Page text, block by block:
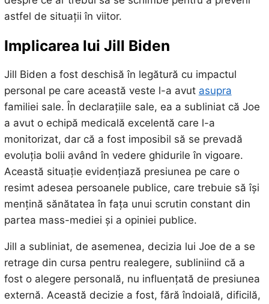
astfel de situații în viitor.
Implicarea lui Jill Biden
Jill Biden a fost deschisă în legătură cu impactul
personal pe care această veste l-a avut asupra
familiei sale. În declarațiile sale, ea a subliniat că Joe
a avut o echipă medicală excelentă care l-a
monitorizat, dar că a fost imposibil să se prevadă
evoluția bolii având în vedere ghidurile în vigoare.
Această situație evidențiază presiunea pe care o
resimt adesea persoanele publice, care trebuie să își
mențină sănătatea în fața unui scrutin constant din
partea mass-mediei și a opiniei publice.
Jill a subliniat, de asemenea, decizia lui Joe de a se
retrage din cursa pentru realegere, subliniind că a
fost o alegere personală, nu influențată de presiunea
externă. Această decizie a fost, fără îndoială, dificilă,